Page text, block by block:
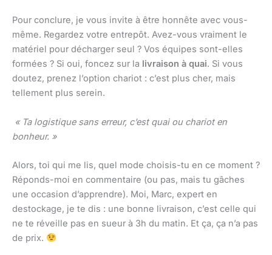
Pour conclure, je vous invite à être honnête avec vous-
même. Regardez votre entrepôt. Avez-vous vraiment le
matériel pour décharger seul ? Vos équipes sont-elles
formées ? Si oui, foncez sur la livraison à quai. Si vous
doutez, prenez l’option chariot : c’est plus cher, mais
tellement plus serein.
« Ta logistique sans erreur, c’est quai ou chariot en
bonheur. »
Alors, toi qui me lis, quel mode choisis-tu en ce moment ?
Réponds-moi en commentaire (ou pas, mais tu gâches
une occasion d’apprendre). Moi, Marc, expert en
destockage, je te dis : une bonne livraison, c’est celle qui
ne te réveille pas en sueur à 3h du matin. Et ça, ça n’a pas
de prix.